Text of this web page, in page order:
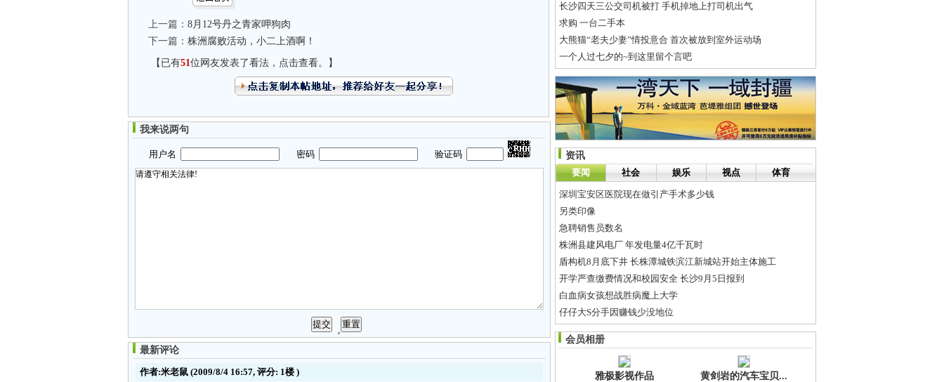
上一篇： 8月12号丹之青家呷狗肉
下一篇： 株洲腐败活动，小二上酒啊！
【已有51位网友发表了看法，点击查看。】
我来说两句
用户名 密码 验证码
最新评论
作者:米老鼠 (2009/8/4 16:57, 评分: 1楼 )
长沙四天三公交司机被打 手机掉地上打司机出气
求购 一台二手本
大熊猫“老夫少妻”情投意合 首次被放到室外运动场
一个人过七夕的~到这里留个言吧
资讯
要闻
社会 娱乐 视点 体育
深圳宝安区医院现在做引产手术多少钱
另类印像
急聘销售员数名
株洲县建风电厂 年发电量4亿千瓦时
盾构机8月底下井 长株潭城铁滨江新城站开始主体施工
开学严查缴费情况和校园安全 长沙9月5日报到
白血病女孩想战胜病魔上大学
仔仔大S分手因赚钱少没地位
朝鲜媒体称半岛当务之急是创造和平气氛
3.21世界睡眠日“觉主”们都有睡好睡满吗？
会员相册
雅极影视作品 黄剑岩的汽车宝贝...